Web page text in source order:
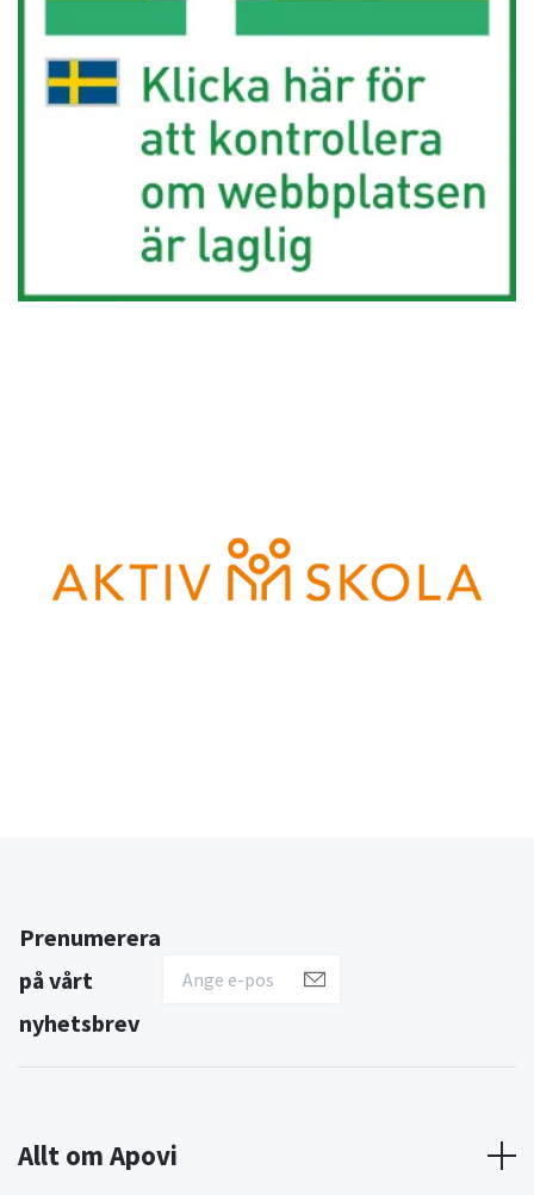
Prenumerera
på vårt
nyhetsbrev
Allt om Apovi